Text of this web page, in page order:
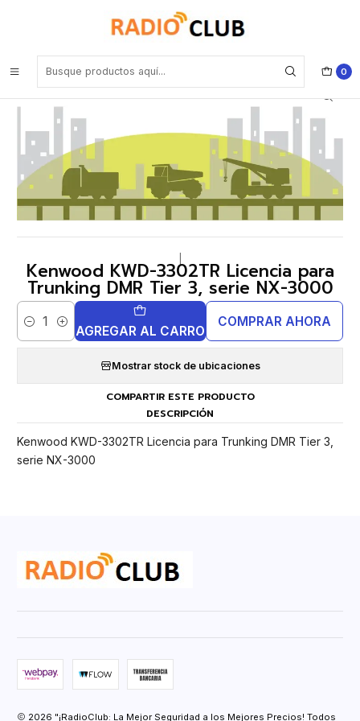
0
Kenwood KWD-3302TR Licencia para Trunking DMR Tier 3, serie
Kenwood KWD-3302TR Licencia para
Trunking DMR Tier 3, serie NX-3000
Cantidad AGREGAR AL CARRO
COMPRAR AHORA
Mostrar stock de ubicaciones
COMPARTIR ESTE PRODUCTO
DESCRIPCIÓN
Kenwood KWD-3302TR Licencia para Trunking DMR Tier 3,
serie NX-3000
2026 "¡RadioClub: La Mejor Seguridad a los Mejores Precios! Todos